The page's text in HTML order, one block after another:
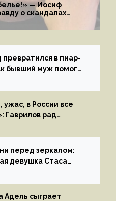
— Иосиф
о скандалах
превратился в пиар-
бывший муж помог
ужас, в России все
Гаврилов рад
перед зеркалом:
девушка Стаса
Адель сыграет